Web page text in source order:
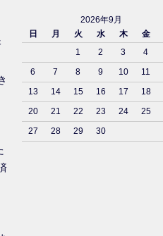
2026年9月
日
月 火 水 木 金
1
2 3 4
6
7 8 9 10 11
13
14 15 16 17 18
20
21 22 23 24 25
27
28 29 30